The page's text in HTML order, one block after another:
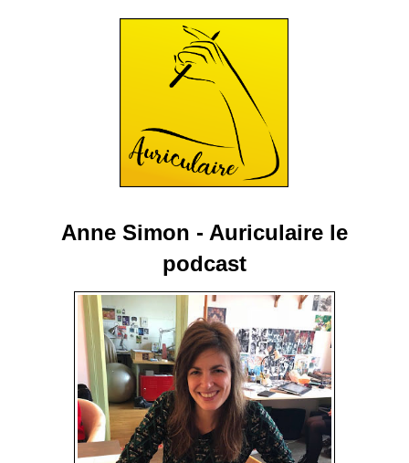
Anne Simon - Auriculaire le
podcast